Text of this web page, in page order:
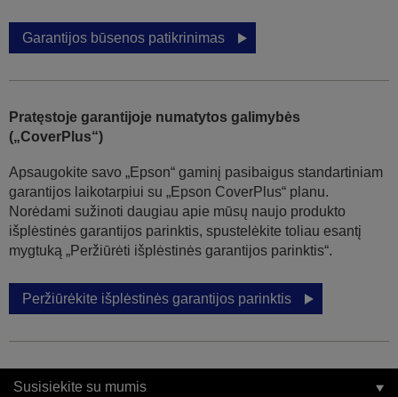
Garantijos būsenos patikrinimas
Pratęstoje garantijoje numatytos galimybės
(„CoverPlus“)
Apsaugokite savo „Epson“ gaminį pasibaigus standartiniam
garantijos laikotarpiui su „Epson CoverPlus“ planu.
Norėdami sužinoti daugiau apie mūsų naujo produkto
išplėstinės garantijos parinktis, spustelėkite toliau esantį
mygtuką „Peržiūrėti išplėstinės garantijos parinktis“.
Peržiūrėkite išplėstinės garantijos parinktis
Susisiekite su mumis